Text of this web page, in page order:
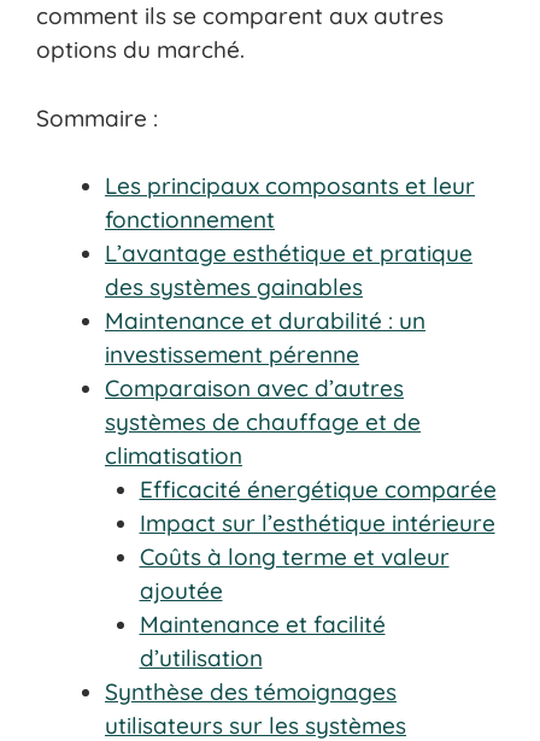
comment ils se comparent aux autres
options du marché.
Sommaire :
Les principaux composants et leur
fonctionnement
L’avantage esthétique et pratique
des systèmes gainables
Maintenance et durabilité : un
investissement pérenne
Comparaison avec d’autres
systèmes de chauffage et de
climatisation
Efficacité énergétique comparée
Impact sur l’esthétique intérieure
Coûts à long terme et valeur
ajoutée
Maintenance et facilité
d’utilisation
Synthèse des témoignages
utilisateurs sur les systèmes